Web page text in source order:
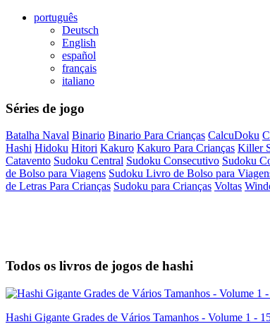
português
Deutsch
English
español
français
italiano
Séries de jogo
Batalha Naval Binario Binario Para Crianças CalcuDoku
Hashi Hidoku Hitori Kakuro Kakuro Para Crianças Killer
Catavento Sudoku Central Sudoku Consecutivo Sudoku
de Bolso para Viagens Sudoku Livro de Bolso para
de Letras Para Crianças Sudoku para Crianças Voltas
Todos os livros de jogos de hashi
Hashi Gigante Grades de Vários Tamanhos - Volume 1 -